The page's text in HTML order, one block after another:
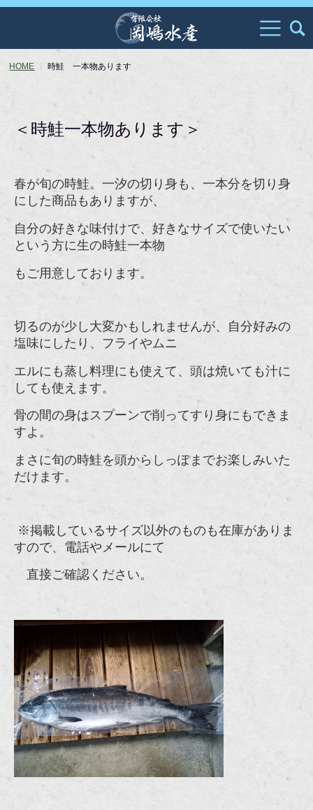
HOME 時鮭 一本物あります
＜時鮭一本物あります＞
春が旬の時鮭。一汐の切り身も、一本分を切り身
にした商品もありますが、
自分の好きな味付けで、好きなサイズで使いたい
という方に生の時鮭一本物
もご用意しております。
切るのが少し大変かもしれませんが、自分好みの
塩味にしたり、フライやムニ
エルにも蒸し料理にも使えて、頭は焼いても汁に
しても使えます。
骨の間の身はスプーンで削ってすり身にもできま
すよ。
まさに旬の時鮭を頭からしっぽまでお楽しみいた
だけます。
※掲載しているサイズ以外のものも在庫がありま
すので、電話やメールにて
直接ご確認ください。